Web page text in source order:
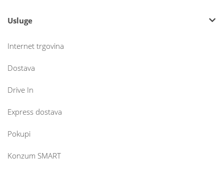
Usluge
Internet trgovina
Dostava
Drive In
Express dostava
Pokupi
Konzum SMART